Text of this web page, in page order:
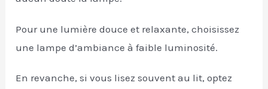
Pour une lumière douce et relaxante, choisissez
une lampe d’ambiance à faible luminosité.
En revanche, si vous lisez souvent au lit, optez